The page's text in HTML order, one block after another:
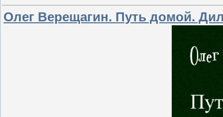
Олег Верещагин. Путь домой.